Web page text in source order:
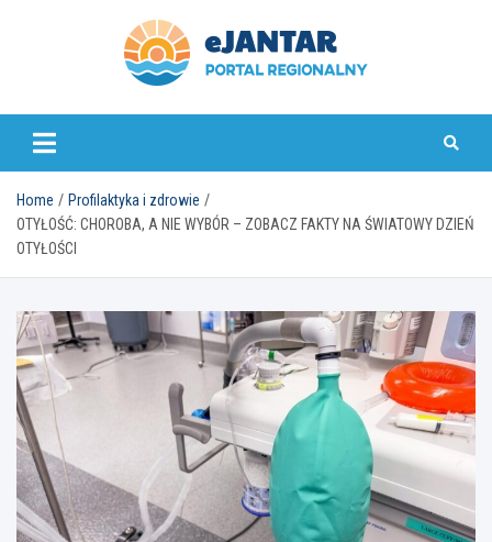
ejantar.pl
Home
Profilaktyka i zdrowie
OTYŁOŚĆ: CHOROBA, A NIE WYBÓR – ZOBACZ FAKTY NA ŚWIATOWY DZIEŃ
OTYŁOŚCI